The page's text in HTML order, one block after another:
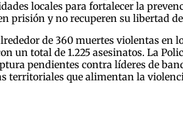
locales para fortalecer la
prisión y no recuperen su libertad
de 360 muertes violentas
un total de 1.225 asesinatos. La
pendientes contra líderes de
territoriales que alimentan la